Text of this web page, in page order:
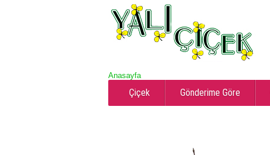
Anasayfa
Çiçek Gönderime Göre